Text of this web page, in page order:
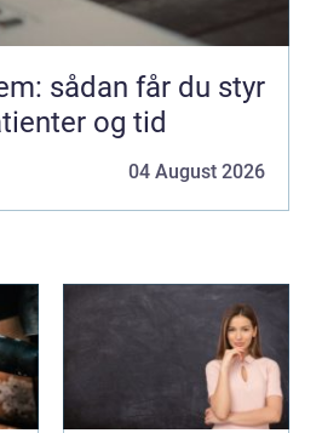
sådan får du styr
og tid
04 August 2026